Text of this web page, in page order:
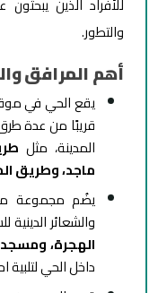
للأفراد الذين
والتطور.
أهم المرافق
يقع الحي في
قريبًا من عدة
المدينة، مثل
ماجد، وطريق
يضُم مجموعة
والشعائر الدينية
الهجرة، ومسجد
داخل الحي لتلبية